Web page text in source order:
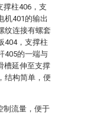
撑柱406，支
机401的输出
纹连接有螺套
404，支撑柱
405的一端与
槽延伸至支撑
结构简单，便
制流量，便于